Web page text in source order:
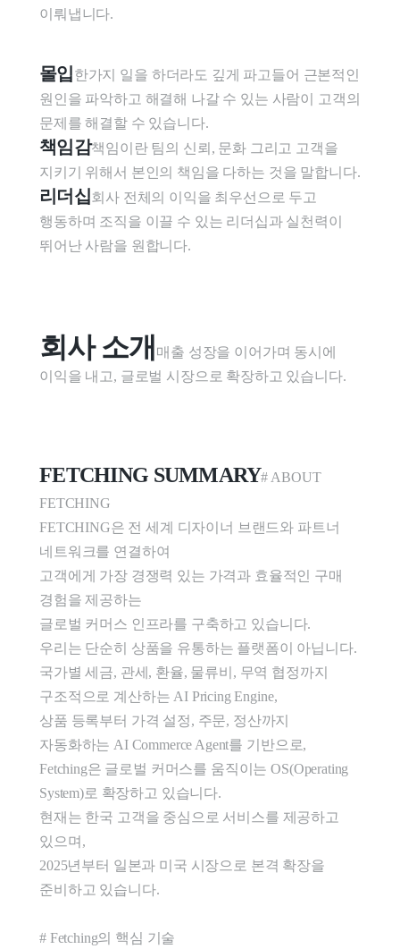
이뤄냅니다.
몰입 한가지 일을 하더라도 깊게 파고들어 근본적인
원인을 파악하고 해결해 나갈 수 있는 사람이 고객의
문제를 해결할 수 있습니다.
책임감책임이란 팀의 신뢰, 문화 그리고 고객을
리더십회사 전체의 이익을 최우선으로 두고
행동하며 조직을 이끌 수 있는 리더십과 실천력이
뛰어난 사람을 원합니다.
회사 소개매출 성장을 이어가며 동시에
이익을 내고, 글로벌 시장으로 확장하고 있습니다.
FETCHING SUMMARY# ABOUT
FETCHING
FETCHING은 전 세계 디자이너 브랜드와 파트너
네트워크를 연결하여
고객에게 가장 경쟁력 있는 가격과 효율적인 구매
경험을 제공하는
글로벌 커머스 인프라를 구축하고 있습니다.
우리는 단순히 상품을 유통하는 플랫폼이 아닙니다.
국가별 세금, 관세, 환율, 물류비, 무역 협정까지
구조적으로 계산하는 AI Pricing Engine,
상품 등록부터 가격 설정, 주문, 정산까지
자동화하는 AI Commerce Agent를 기반으로,
Fetching은 글로벌 커머스를 움직이는 OS(Operating
System)로 확장하고 있습니다.
현재는 한국 고객을 중심으로 서비스를 제공하고
있으며,
2025년부터 일본과 미국 시장으로 본격 확장을
준비하고 있습니다.
# Fetching의 핵심 기술